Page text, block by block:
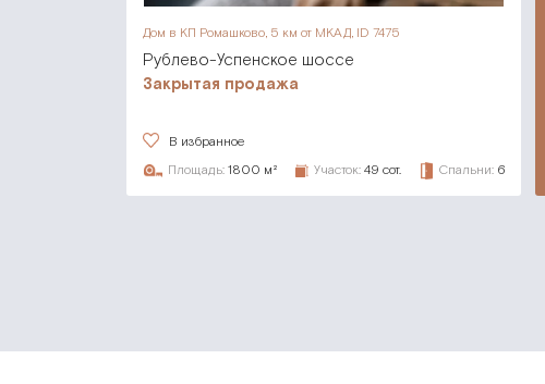
Дом в КП Ромашково, 5 км от МКАД, ID 7475
Рублево-Успенское шоссе
Закрытая продажа
В избранное
Площадь: 1800 м² Участок: 49 сот. Спальни: 6